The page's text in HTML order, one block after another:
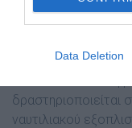
Data Deletion
τα τελευταία
σχέσεις της με
Η εταιρείαEVAL –
δραστηριοποιείται
ναυτιλιακού